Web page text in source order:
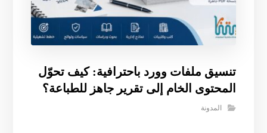
تنسيق ملفات وورد باحترافية: كيف تحوّل
المحتوى الخام إلى تقرير جاهز للطباعة؟
المدونة